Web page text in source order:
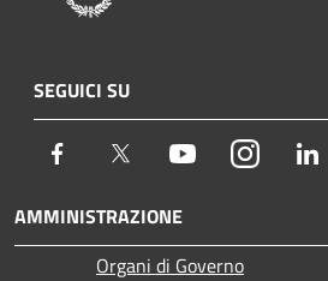
SEGUICI SU
Facebook Twitter YoutubeInstagram
AMMINISTRAZIONE
Organi di Governo